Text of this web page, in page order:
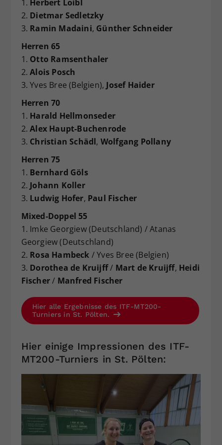
1. Herbert Loibl
2. Dietmar Sedletzky
3. Ramin Madaini, Günther Schneider
Herren 65
1. Otto Ramsenthaler
2.Alois Posch
3. Yves Bree (Belgien), Josef Haider
Herren 70
1. Harald Hellmonseder
2.Alex Haupt-Buchenrode
3. Christian Schädl, Wolfgang Pollany
Herren 75
1. Bernhard Göls
2. Johann Koller
3. Ludwig Hofer, Paul Fischer
Mixed-Doppel 55
1. Imke Georgiew (Deutschland) / Atanas
Georgiew (Deutschland)
2. Rosa Hambeck / Yves Bree (Belgien)
3. Dorothea de Kruijff/ Mart de Kruijff, Heidi
Fischer/ Manfred Fischer
Hier alle Ergebnisse des ITF-MT200-
Turniers in St. Pölten.
Hier einige Impressionen des ITF-
MT200-Turniers in St. Pölten: